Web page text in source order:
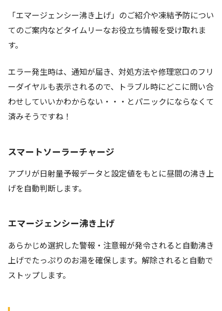
「エマージェンシー沸き上げ」のご紹介や凍結予防につい
てのご案内などタイムリーなお役立ち情報を受け取れま
す。
エラー発生時は、通知が届き、対処方法や修理窓口のフリ
ーダイヤルも表示されるので、トラブル時にどこに問い合
わせしていいかわからない・・・とパニックにならなくて
済みそうですね！
スマートソーラーチャージ
アプリが日射量予報データと設定値をもとに昼間の沸き上
げを自動判断します。
エマージェンシー沸き上げ
あらかじめ選択した警報・注意報が発令されると自動沸き
上げでたっぷりのお湯を確保します。解除されると自動で
ストップします。